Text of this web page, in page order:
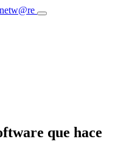
que hace